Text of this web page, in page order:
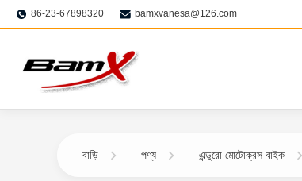
86-23-67898320 bamxvanesa@126.com
বাড়ি পণ্য এন্ডুরো মোটোক্রস বাইক